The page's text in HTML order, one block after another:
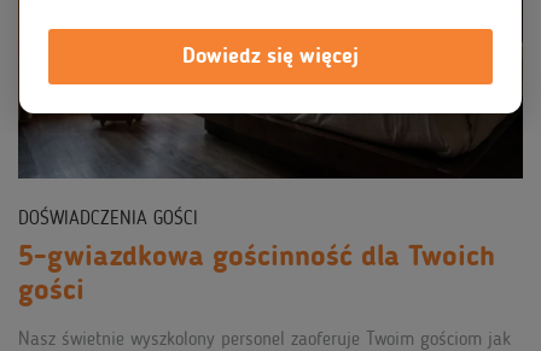
DOŚWIADCZENIA GOŚCI
5-gwiazdkowa gościnność dla Twoich
gości
Nasz świetnie wyszkolony personel zaoferuje Twoim gościom jak
Dowiedz się więcej